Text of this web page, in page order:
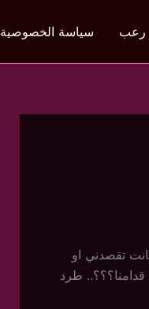
رعب سياسة الخصوصية
تقصدني او
قدامنا؟؟؟.. طرد